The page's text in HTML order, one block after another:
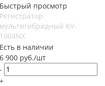
Быстрый просмотр
Регистратор
мультигибридный KV-
1004NX
Есть в наличии
6 900 руб./шт
-
+